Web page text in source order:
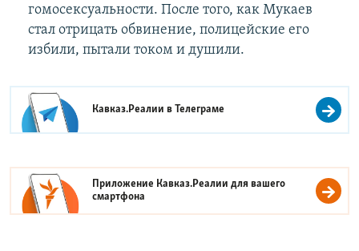
гомосексуальности. После того, как Мукаев
стал отрицать обвинение, полицейские его
избили, пытали током и душили.
Кавказ.Реалии вТелеграме
Приложение Кавказ.Реалии для вашего
смартфона